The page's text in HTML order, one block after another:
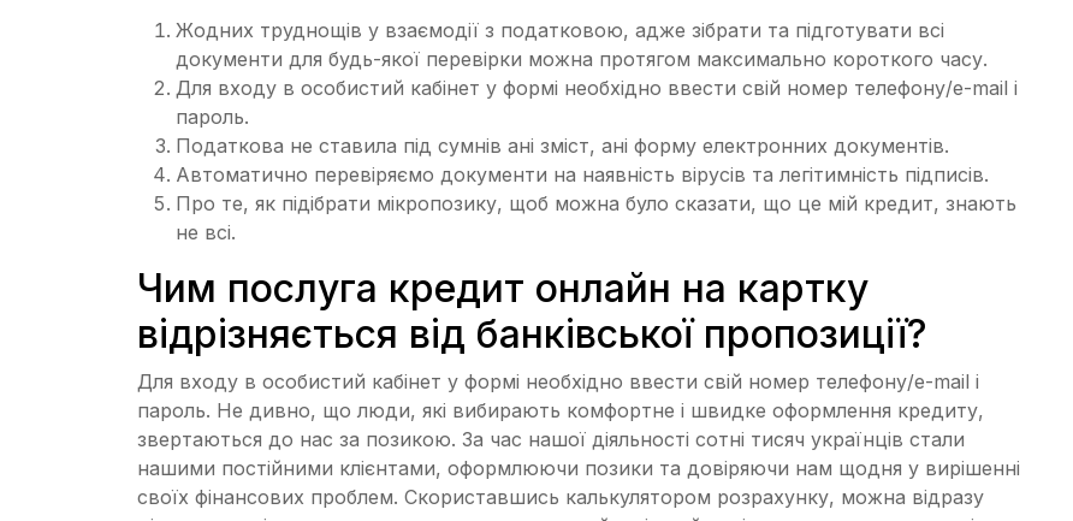
Жодних труднощів у взаємодії з податковою, адже зібрати та підготувати всі
документи для будь-якої перевірки можна протягом максимально короткого часу.
Для входу в особистий кабінет у формі необхідно ввести свій номер телефону/e-mail і
пароль.
Податкова не ставила під сумнів ані зміст, ані форму електронних документів.
Автоматично перевіряємо документи на наявність вірусів та легітимність підписів.
Про те, як підібрати мікропозику, щоб можна було сказати, що це мій кредит, знають
не всі.
Чим послуга кредит онлайн на картку
відрізняється від банківської пропозиції?
Для входу в особистий кабінет у формі необхідно ввести свій номер телефону/e-mail і
пароль. Не дивно, що люди, які вибирають комфортне і швидке оформлення кредиту,
звертаються до нас за позикою. За час нашої діяльності сотні тисяч українців стали
нашими постійними клієнтами, оформлюючи позики та довіряючи нам щодня у вирішенні
своїх фінансових проблем. Скориставшись калькулятором розрахунку, можна відразу